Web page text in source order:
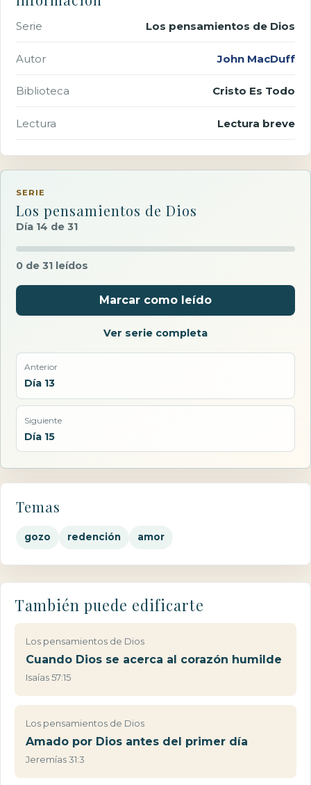
Serie Los pensamientos de Dios
Autor John MacDuff
Biblioteca Cristo Es Todo
Lectura Lectura breve
SERIE
Los pensamientos de Dios
Día 14 de 31
0 de 31 leídos
Marcar como leído
Ver serie completa
Anterior
Día 13
Siguiente
Día 15
Temas
gozo redención amor
También puede edificarte
Los pensamientos de Dios
Cuando Dios se acerca al corazón humilde
Isaías 57:15
Los pensamientos de Dios
Amado por Dios antes del primer día
Jeremías 31:3